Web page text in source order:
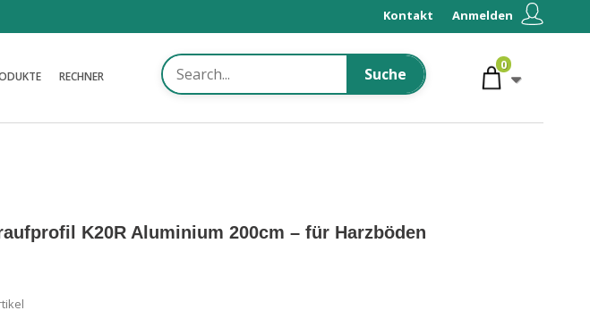
Anmelden
Kontakt
RECHNER Suche 0
K20R Aluminium 200cm – für Harzböden